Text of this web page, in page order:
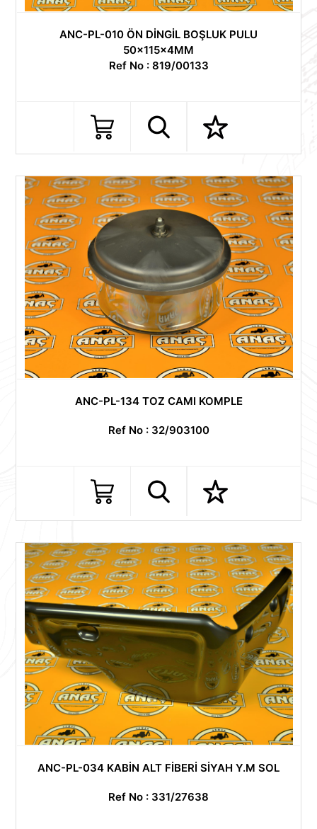
ANC-PL-010 ÖN DİNGİL BOŞLUK PULU
50x115x4MM
Ref No : 819/00133
ANC-PL-134 TOZ CAMI KOMPLE
Ref No : 32/903100
ANC-PL-034 KABİN ALT FİBERİ SİYAH Y.M SOL
Ref No : 331/27638